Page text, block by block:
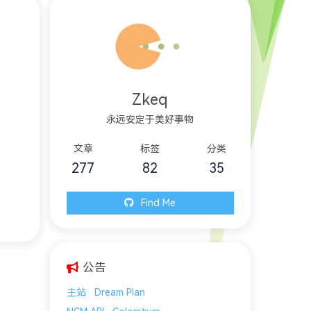
Zkeq
永远安定于美好事物
文章
277
标签
82
分类
35
Find Me
公告
主站
Dream Plan